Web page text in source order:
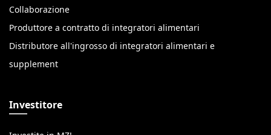
Collaborazione
Produttore a contratto di integratori alimentari
Distributore all'ingrosso di integratori alimentari e
supplement
Investitore